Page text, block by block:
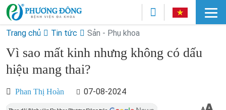
Trang chủ Tin tức Sản - Phụ khoa
Vì sao mất kinh nhưng không có dấu
hiệu mang thai?
Phan Thị Hoàn 07-08-2024